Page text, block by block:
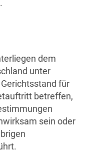
dem
unter
für
betreffen,
sein oder